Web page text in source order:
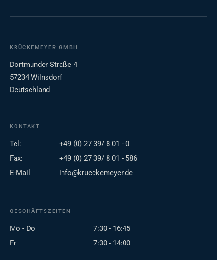
KRÜCKEMEYER GMBH
Dortmunder Straße 4
57234 Wilnsdorf
Deutschland
KONTAKT
Tel:
+49 (0) 27 39/ 8 01 - 0
Fax:
+49 (0) 27 39/ 8 01 - 586
E-Mail:
info@krueckemeyer.de
GESCHÄFTSZEITEN
Mo - Do
7:30 - 16:45
Fr
7:30 - 14:00